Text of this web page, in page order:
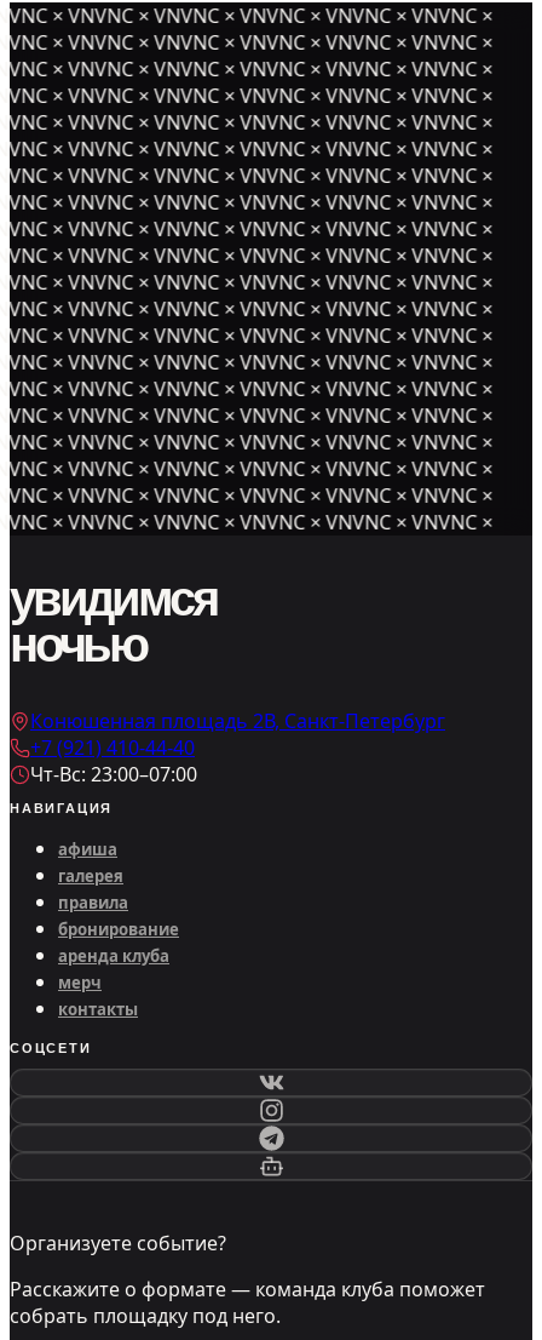
× VNVNC × VNVNC × VNVNC × VNVNC × VNVNC ×
× VNVNC × VNVNC × VNVNC × VNVNC × VNVNC ×
× VNVNC × VNVNC × VNVNC × VNVNC × VNVNC ×
× VNVNC × VNVNC × VNVNC × VNVNC × VNVNC ×
× VNVNC × VNVNC × VNVNC × VNVNC × VNVNC ×
× VNVNC × VNVNC × VNVNC × VNVNC × VNVNC ×
× VNVNC × VNVNC × VNVNC × VNVNC × VNVNC ×
× VNVNC × VNVNC × VNVNC × VNVNC × VNVNC ×
× VNVNC × VNVNC × VNVNC × VNVNC × VNVNC ×
× VNVNC × VNVNC × VNVNC × VNVNC × VNVNC ×
× VNVNC × VNVNC × VNVNC × VNVNC × VNVNC ×
× VNVNC × VNVNC × VNVNC × VNVNC × VNVNC ×
× VNVNC × VNVNC × VNVNC × VNVNC × VNVNC ×
× VNVNC × VNVNC × VNVNC × VNVNC × VNVNC ×
× VNVNC × VNVNC × VNVNC × VNVNC × VNVNC ×
× VNVNC × VNVNC × VNVNC × VNVNC × VNVNC ×
× VNVNC × VNVNC × VNVNC × VNVNC × VNVNC ×
× VNVNC × VNVNC × VNVNC × VNVNC × VNVNC ×
× VNVNC × VNVNC × VNVNC × VNVNC × VNVNC ×
× VNVNC × VNVNC × VNVNC × VNVNC × VNVNC ×
увидимся
ночью
Конюшенная площадь 2В, Санкт-Петербург
+7 (921) 410-44-40
Чт-Вс: 23:00–07:00
НАВИГАЦИЯ
афиша
галерея
правила
бронирование
аренда клуба
мерч
контакты
СОЦСЕТИ
Организуете событие?
Расскажите о формате — команда клуба поможет
собрать площадку под него.